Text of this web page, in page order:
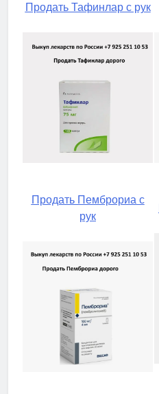
Продать Тафинлар с рук
Продать Пемброриа с
рук